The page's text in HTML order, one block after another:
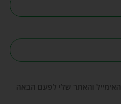
והאתר שלי לפעם הבאה